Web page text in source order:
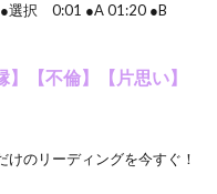
●選択 0:01 ●A 01:20 ●B
【不倫】【片思い】
のリーディングを今すぐ！